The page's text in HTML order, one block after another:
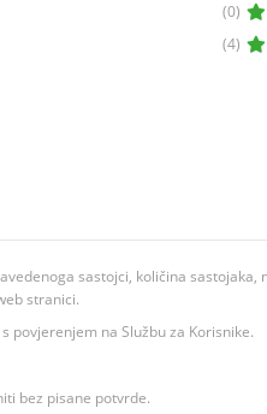
(0)
(4)
sastojci, količina
stranici.
povjerenjem na Službu za Korisnike.
bez pisane potvrde.